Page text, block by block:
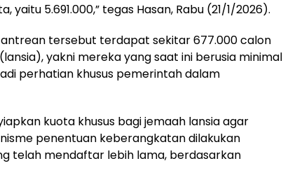
yaitu 5.691.000,” tegas Hasan, Rabu (21/1/2026).
tersebut terdapat sekitar 677.000 calon
yakni mereka yang saat ini berusia minimal
perhatian khusus pemerintah dalam
kuota khusus bagi jemaah lansia agar
penentuan keberangkatan dilakukan
telah mendaftar lebih lama, berdasarkan